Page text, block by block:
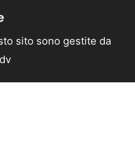
sito sono gestite da